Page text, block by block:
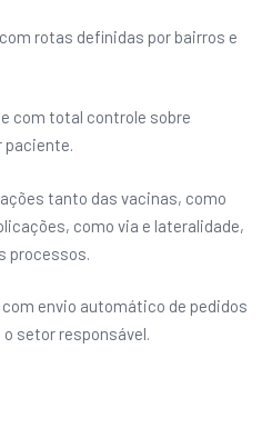
rotas definidas por bairros e
com total controle sobre
paciente.
tanto das vacinas, como
como via e lateralidade,
processos.
envio automático de pedidos
setor responsável.